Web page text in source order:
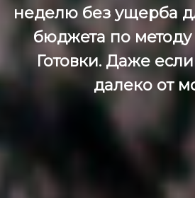
неделю без ущерба
бюджета по
Готовки. Даже
далеко от